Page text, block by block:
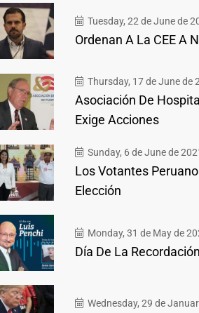
Tuesday, 22 de June de
Ordenan A La CEE A
Thursday, 17 de June de
Asociación De
Exige Acciones
Sunday, 6 de June de
Los Votantes
Elección
Monday, 31 de May de
Día De La
Wednesday, 29 de